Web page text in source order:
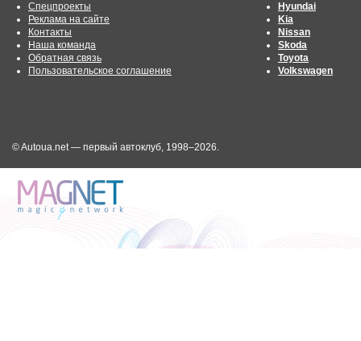
Спецпроекты
Реклама на сайте
Контакты
Наша команда
Обратная связь
Пользовательское соглашение
Hyundai
Kia
Nissan
Skoda
Toyota
Volkswagen
© Autoua.net — первый автоклуб, 1998–2026.